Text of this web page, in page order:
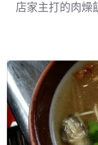
店家主打的肉燥